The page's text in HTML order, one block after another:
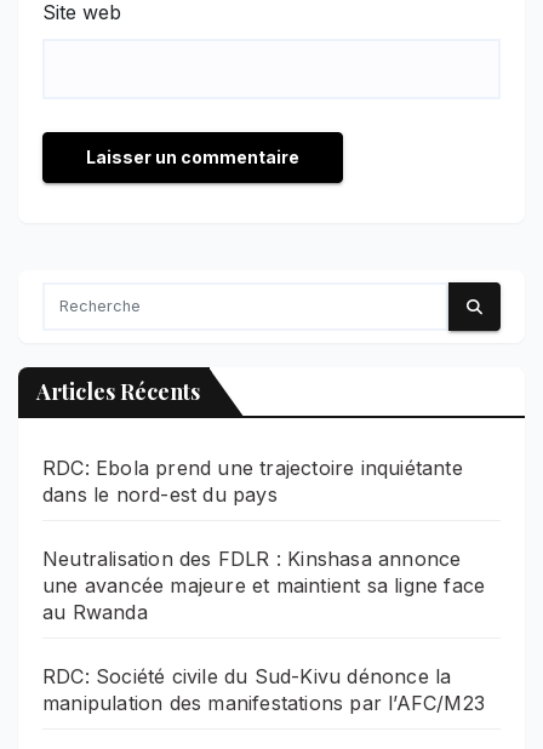
Site web
Articles Récents
RDC: Ebola prend une trajectoire inquiétante
dans le nord-est du pays
Neutralisation des FDLR : Kinshasa annonce
une avancée majeure et maintient sa ligne face
au Rwanda
RDC: Société civile du Sud-Kivu dénonce la
manipulation des manifestations par l’AFC/M23